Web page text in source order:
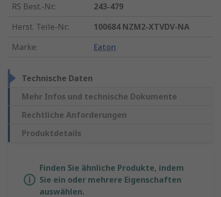
RS Best.-Nr.:
243-479
Herst. Teile-Nr.:
100684 NZM2-XTVDV-NA
Marke: Eaton
Technische Daten
Mehr Infos und technische Dokumente
Rechtliche Anforderungen
Produktdetails
Finden Sie ähnliche Produkte, indem
Sie ein oder mehrere Eigenschaften
auswählen.